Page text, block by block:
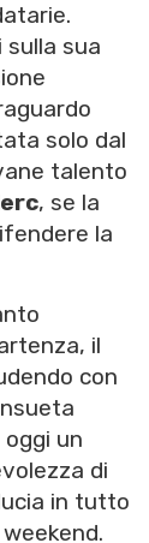
sua
solo dal
talento
, se la
la
il
con
un
di
in tutto